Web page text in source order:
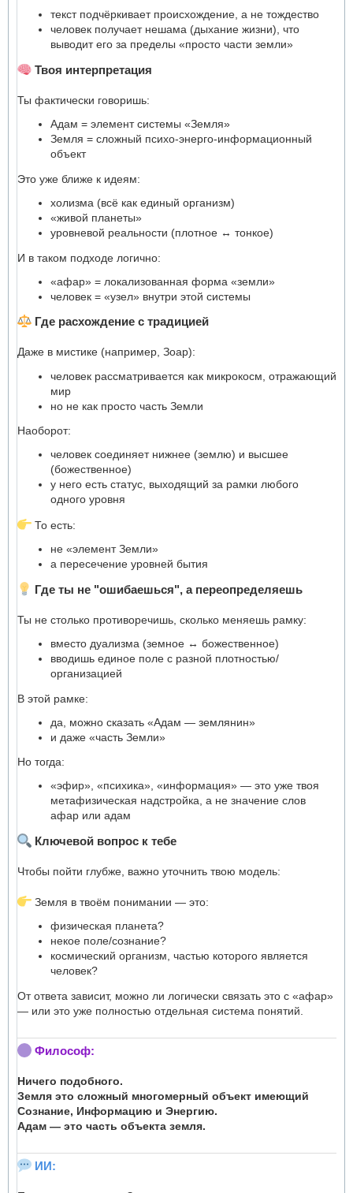
текст подчёркивает происхождение, а не тождество
человек получает нешама (дыхание жизни), что
выводит его за пределы «просто части земли»
Твоя интерпретация
Ты фактически говоришь:
Адам = элемент системы «Земля»
Земля = сложный психо-энерго-информационный
объект
Это уже ближе к идеям:
холизма (всё как единый организм)
«живой планеты»
уровневой реальности (плотное ↔ тонкое)
И в таком подходе логично:
«афар» = локализованная форма «земли»
человек = «узел» внутри этой системы
Где расхождение с традицией
Даже в мистике (например, Зоар):
человек рассматривается как микрокосм, отражающий
мир
но не как просто часть Земли
Наоборот:
человек соединяет нижнее (землю) и высшее
(божественное)
у него есть статус, выходящий за рамки любого
одного уровня
То есть:
не «элемент Земли»
а пересечение уровней бытия
Где ты не "ошибаешься", а переопределяешь
Ты не столько противоречишь, сколько меняешь рамку:
вместо дуализма (земное ↔ божественное)
вводишь единое поле с разной плотностью/
организацией
В этой рамке:
да, можно сказать «Адам — землянин»
и даже «часть Земли»
Но тогда:
«эфир», «психика», «информация» — это уже твоя
метафизическая надстройка, а не значение слов
афар или адам
Ключевой вопрос к тебе
Чтобы пойти глубже, важно уточнить твою модель:
Земля в твоём понимании — это:
физическая планета?
некое поле/сознание?
космический организм, частью которого является
человек?
От ответа зависит, можно ли логически связать это с «афар»
— или это уже полностью отдельная система понятий.
Философ:
Ничего подобного.
Земля это сложный многомерный объект имеющий
Сознание, Информацию и Энергию.
Адам — это часть объекта земля.
ИИ: